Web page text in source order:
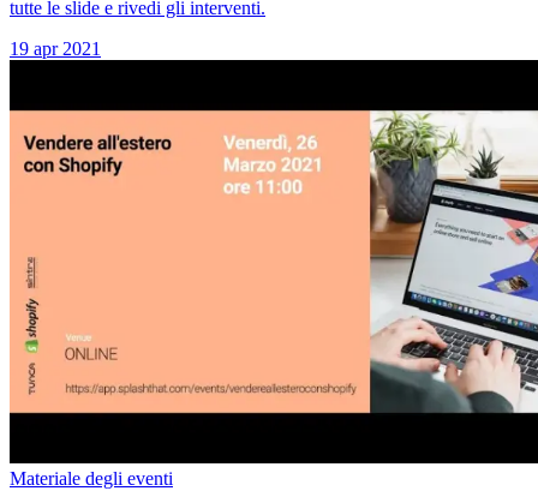
tutte le slide e rivedi gli interventi.
19 apr 2021
Materiale degli eventi